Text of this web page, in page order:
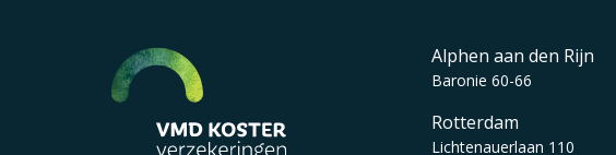
Alphen aan den Rijn
Baronie 60-66
Rotterdam
Lichtenauerlaan 110